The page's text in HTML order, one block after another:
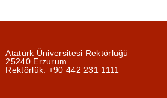
Atatürk Üniversitesi Rektörlüğü
25240 Erzurum
Rektörlük: +90 442 231 1111